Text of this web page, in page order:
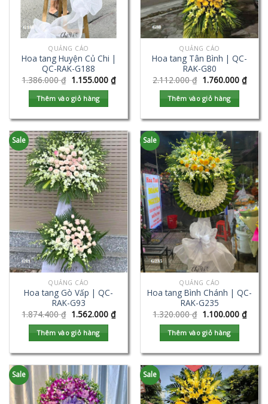
QUẢNG CÁO
Hoa tang Huyện Củ Chi |
QC-RAK-G188
1.386.000₫ 1.155.000 ₫
Thêm vào giỏ hàng
QUẢNG CÁO
Hoa tang Tân Bình | QC-
RAK-G80
2.112.000₫ 1.760.000 ₫
Thêm vào giỏ hàng
Sale
QUẢNG CÁO
Hoa tang Gò Vấp | QC-
RAK-G93
1.874.400₫ 1.562.000 ₫
Thêm vào giỏ hàng
Sale
QUẢNG CÁO
Hoa tang Bình Chánh | QC-
RAK-G235
1.320.000₫ 1.100.000 ₫
Thêm vào giỏ hàng
Sale Sale